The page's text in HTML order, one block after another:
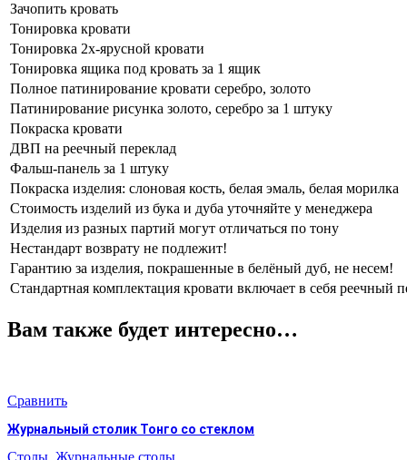
Зачопить кровать
Тонировка кровати
Тонировка 2х-ярусной кровати
Тонировка ящика под кровать за 1 ящик
Полное патинирование кровати серебро, золото
Патинирование рисунка золото, серебро за 1 штуку
Покраска кровати
ДВП на реечный переклад
Фальш-панель за 1 штуку
Покраска изделия: слоновая кость, белая эмаль, белая морилка
Стоимость изделий из бука и дуба уточняйте у менеджера
Изделия из разных партий могут отличаться по тону
Нестандарт возврату не подлежит!
Гарантию за изделия, покрашенные в белёный дуб, не несем!
Стандартная комплектация кровати включает в себя реечный
Вам также будет интересно…
Сравнить
Журнальный столик Тонго со стеклом